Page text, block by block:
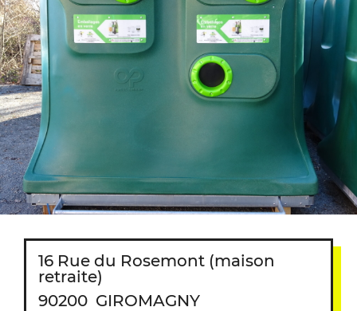
16 Rue du Rosemont (maison
retraite)
90200 GIROMAGNY